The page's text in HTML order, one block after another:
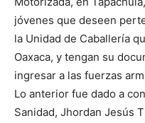
jóvenes que deseen
la Unidad de Caballería
Oaxaca, y tengan su
ingresar a las fuerzas
Lo anterior fue dado a
Sanidad, Jhordan Jesús